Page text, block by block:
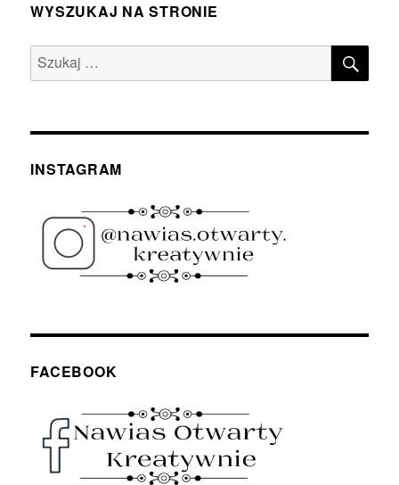
WYSZUKAJ NA STRONIE
Szukaj:
INSTAGRAM
FACEBOOK